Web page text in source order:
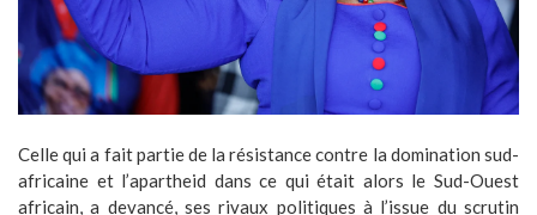
Celle qui a fait partie de la résistance contre la domination sud-
africaine et l’apartheid dans ce qui était alors le Sud-Ouest
africain, a devancé, ses rivaux politiques à l’issue du scrutin